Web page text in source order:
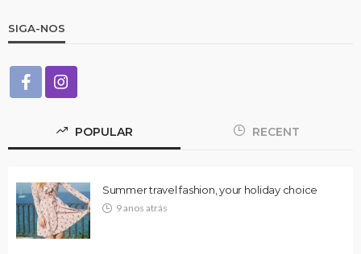
SIGA-NOS
POPULAR RECENT
Summer travel fashion, your holiday choice
9 anos atrás